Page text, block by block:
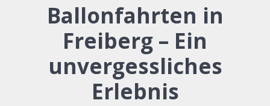
Ballonfahrten in
Freiberg – Ein
unvergessliches
Erlebnis